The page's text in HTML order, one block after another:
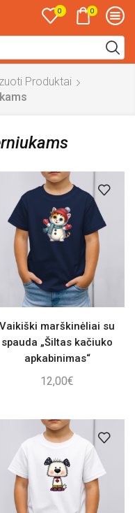
0 0
Produktai
Vaikiški marškinėliai su
spauda „Šiltas kačiuko
apkabinimas“
12,00€